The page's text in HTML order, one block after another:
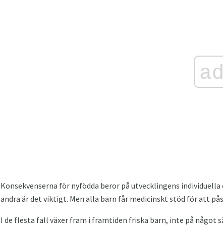
ad
Konsekvenserna för nyfödda beror på utvecklingens
andra är det viktigt. Men alla barn får medicinskt stöd för att
I de flesta fall växer fram i framtiden friska barn, inte på något